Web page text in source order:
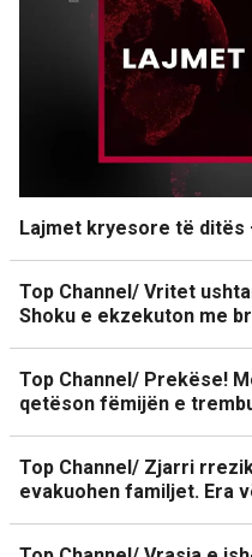
Lajmet kryesore të ditës
Top Channel/ Vritet
Shoku e ekzekuton me
Top Channel/ Prekëse!
qetëson fëmijën e
Top Channel/ Zjarri
evakuohen familjet. Era